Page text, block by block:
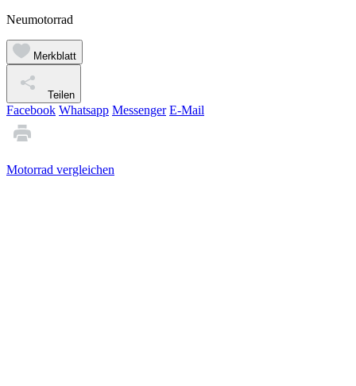
Neumotorrad
Merkblatt
Teilen
Facebook Whatsapp Messenger E-Mail
Motorrad vergleichen